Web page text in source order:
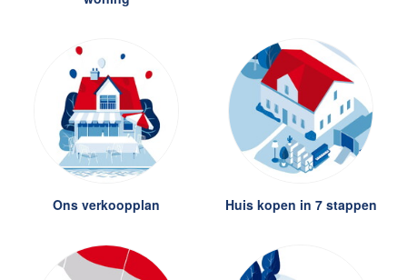
Nieuwe kansen voor starters op
de Leidse woningmarkt
Lees de blog vanVincent de Vos
Maak een afspraak
RE/MAX Makelaarsgilde
makelaarsgilde@remax.nl
+31 71 516 23 70
Ons verkoopplan Huis kopen in 7 stappen